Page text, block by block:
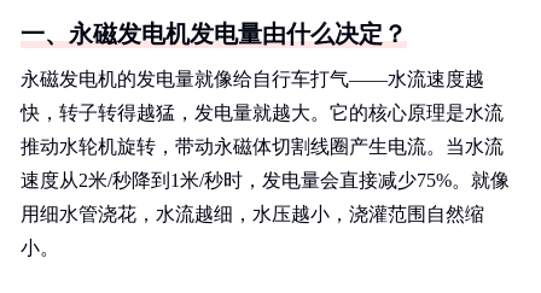
一、永磁发电机发电量由什么决定？
永磁发电机的发电量就像给自行车打气——水流速度越
快，转子转得越猛，发电量就越大。它的核心原理是水流
推动水轮机旋转，带动永磁体切割线圈产生电流。当水流
速度从2米/秒降到1米/秒时，发电量会直接减少75%。就像
用细水管浇花，水流越细，水压越小，浇灌范围自然缩
小。